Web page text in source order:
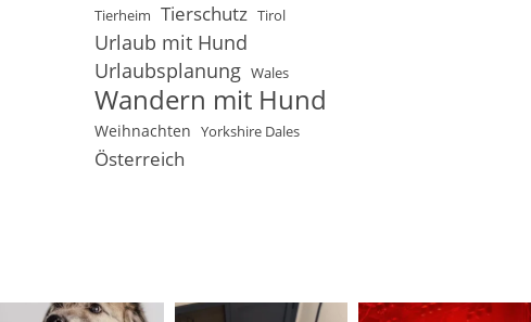
Tierheim Tierschutz Tirol
Urlaub mit Hund
Urlaubsplanung Wales
Wandern mit Hund
Weihnachten Yorkshire Dales
Österreich